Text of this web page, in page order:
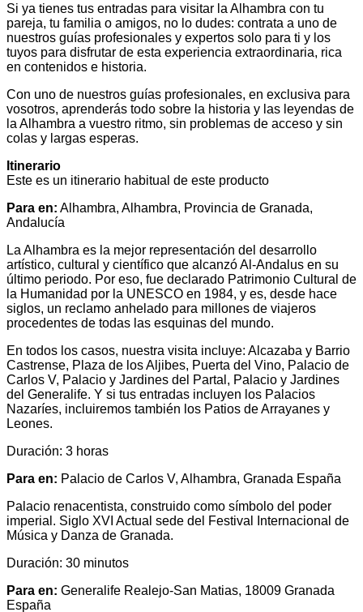
Si ya tienes tus entradas para visitar la Alhambra con tu
pareja, tu familia o amigos, no lo dudes: contrata a uno de
nuestros guías profesionales y expertos solo para ti y los
tuyos para disfrutar de esta experiencia extraordinaria, rica
en contenidos e historia.
Con uno de nuestros guías profesionales, en exclusiva para
vosotros, aprenderás todo sobre la historia y las leyendas de
la Alhambra a vuestro ritmo, sin problemas de acceso y sin
colas y largas esperas.
Itinerario
Este es un itinerario habitual de este producto
Para en: Alhambra, Alhambra, Provincia de Granada,
Andalucía
La Alhambra es la mejor representación del desarrollo
artístico, cultural y científico que alcanzó Al-Andalus en su
último periodo. Por eso, fue declarado Patrimonio Cultural de
la Humanidad por la UNESCO en 1984, y es, desde hace
siglos, un reclamo anhelado para millones de viajeros
procedentes de todas las esquinas del mundo.
En todos los casos, nuestra visita incluye: Alcazaba y Barrio
Castrense, Plaza de los Aljibes, Puerta del Vino, Palacio de
Carlos V, Palacio y Jardines del Partal, Palacio y Jardines
del Generalife. Y si tus entradas incluyen los Palacios
Nazaríes, incluiremos también los Patios de Arrayanes y
Leones.
Duración: 3 horas
Para en: Palacio de Carlos V, Alhambra, Granada España
Palacio renacentista, construido como símbolo del poder
imperial. Siglo XVI Actual sede del Festival Internacional de
Música y Danza de Granada.
Duración: 30 minutos
Para en: Generalife Realejo-San Matias, 18009 Granada
España